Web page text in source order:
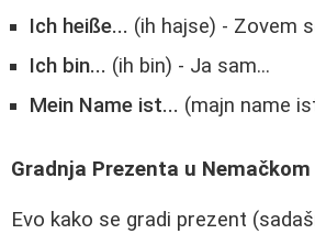
Ich heiße... (ih hajse) - Zovem
Ich bin... (ih bin) - Ja sam...
Mein Name ist... (majn name
Gradnja Prezenta u Nemačkom
Evo kako se gradi prezent